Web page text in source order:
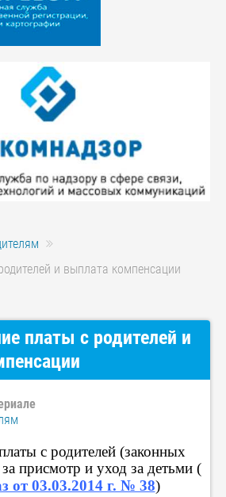
и выплата компенсации
платы с родителей и
с родителей (законных
за присмотр и уход за детьми (
от 03.03.2014 г. № 38)